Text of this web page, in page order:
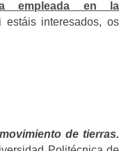
empleada en la
interesados, os
de tierras.